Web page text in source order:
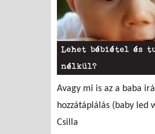
Lehet bébiétel és
nélkül?
Avagy mi is az a baba
hozzátáplálás (baby led
Csilla